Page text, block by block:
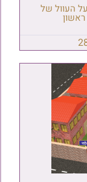
העוול של